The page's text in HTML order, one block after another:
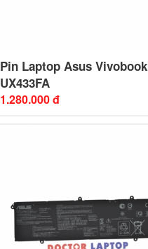
Pin Laptop Asus Vivobook
UX433FA
1.280.000 đ